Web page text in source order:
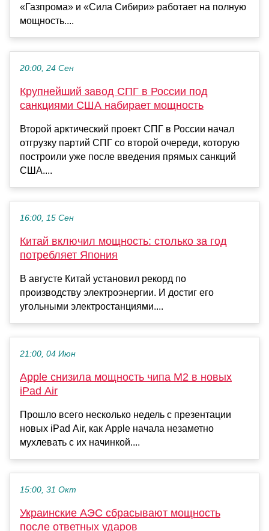
«Газпрома» и «Сила Сибири» работает на полную
мощность....
20:00, 24 Сен
Крупнейший завод СПГ в России под
санкциями США набирает мощность
Второй арктический проект СПГ в России начал
отгрузку партий СПГ со второй очереди, которую
построили уже после введения прямых санкций
США....
16:00, 15 Сен
Китай включил мощность: столько за год
потребляет Япония
В августе Китай установил рекорд по
производству электроэнергии. И достиг его
угольными электростанциями....
21:00, 04 Июн
Apple снизила мощность чипа M2 в новых
iPad Air
Прошло всего несколько недель с презентации
новых iPad Air, как Apple начала незаметно
мухлевать с их начинкой....
15:00, 31 Окт
Украинские АЭС сбрасывают мощность
после ответных ударов